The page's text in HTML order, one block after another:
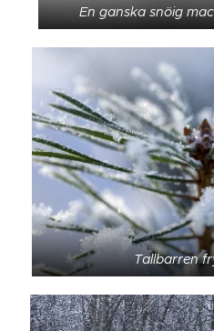
En ganska snöig
Tallbarren